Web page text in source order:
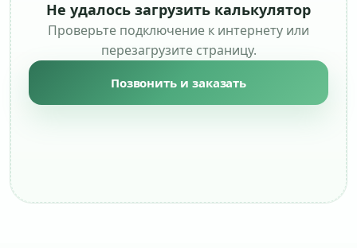
Не удалось загрузить калькулятор
Проверьте подключение к интернету или
перезагрузите страницу.
Позвонить и заказать